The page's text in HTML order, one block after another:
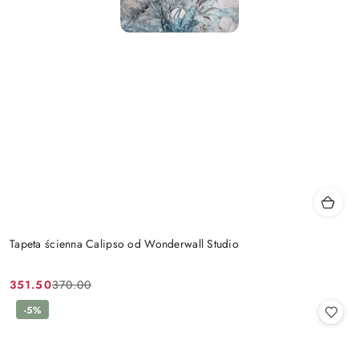
Tapeta ścienna Calipso od Wonderwall Studio
Cena
promocyjna:
351.50
Cena
przed
370.00
-5%